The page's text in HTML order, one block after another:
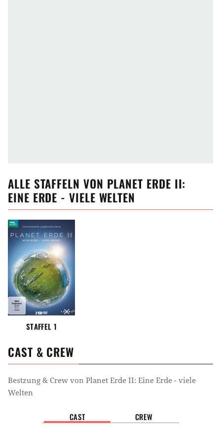
ALLE STAFFELN VON PLANET ERDE II:
EINE ERDE - VIELE WELTEN
STAFFEL 1
CAST & CREW
Bestzung & Crew von Planet Erde II: Eine Erde - viele
Welten
CAST CREW